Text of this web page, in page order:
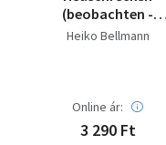
(beobachten -
bestimmen)
Heiko Bellmann
Online ár:
3 290 Ft